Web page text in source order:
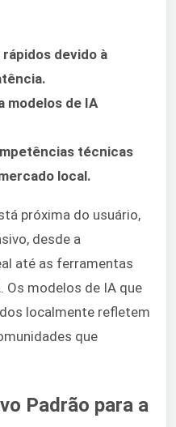
devido à
modelos de IA
técnicas
local.
próxima do usuário,
desde a
até as ferramentas
Os modelos de IA que
localmente refletem
que
Padrão para a